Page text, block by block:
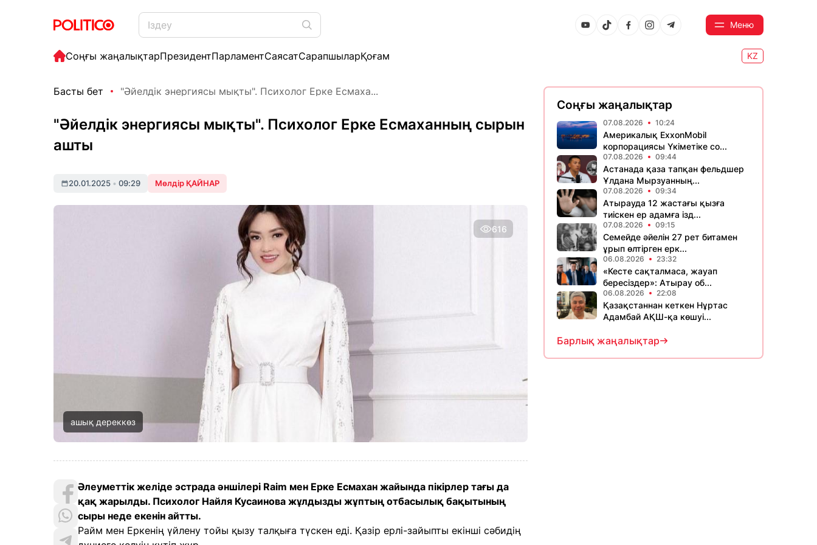
Меню
Соңғы жаңалықтарПрезидентПарламентСаясатСарапшыларҚоғам KZ
Басты бет "Әйелдік энергиясы мықты". Психолог Ерке Есмаха...
"Әйелдік энергиясы мықты". Психолог Ерке Есмаханның сырын
ашты
20.01.2025 • 09:29 Мөлдір ҚАЙНАР
616
ашық дереккөз
Әлеуметтік желіде эстрада әншілері Raim мен Ерке Есмахан жайында пікірлер тағы да
қақ жарылды. Психолог Найля Кусаинова жұлдызды жұптың отбасылық бақытының
сыры неде екенін айтты.
Райм мен Еркенің үйлену тойы қызу талқыға түскен еді. Қазір ерлі-зайыпты екінші сәбидің
Соңғы жаңалықтар
07.08.2026 10:24
Америкалық ExxonMobil
корпорациясы Үкіметіке со...
07.08.2026 09:44
Астанада қаза тапқан фельдшер
Ұлдана Мырзуанның...
07.08.2026 09:34
Атырауда 12 жастағы қызға
тиіскен ер адамға ізд...
07.08.2026 09:15
Семейде әйелін 27 рет битамен
ұрып өлтірген ерк...
06.08.2026 23:32
«Кесте сақталмаса, жауап
бересіздер»: Атырау об...
06.08.2026 22:08
Қазақстаннан кеткен Нұртас
Адамбай АҚШ-қа көшуі...
Барлық жаңалықтар